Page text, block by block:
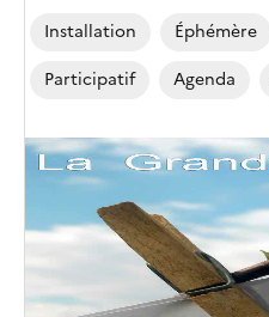
Installation Éphémère
Participatif
Agenda